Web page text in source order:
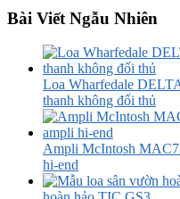
Bài Viết Ngẫu Nhiên
Loa Wharfedale
thanh không đối thủ
Ampli McIntosh
hi-end